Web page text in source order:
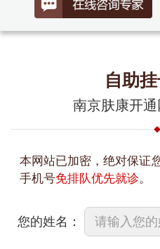
自助
南京肤康开
本网站已加密，绝对保证
手机号免排队优先就诊。
您的姓名：